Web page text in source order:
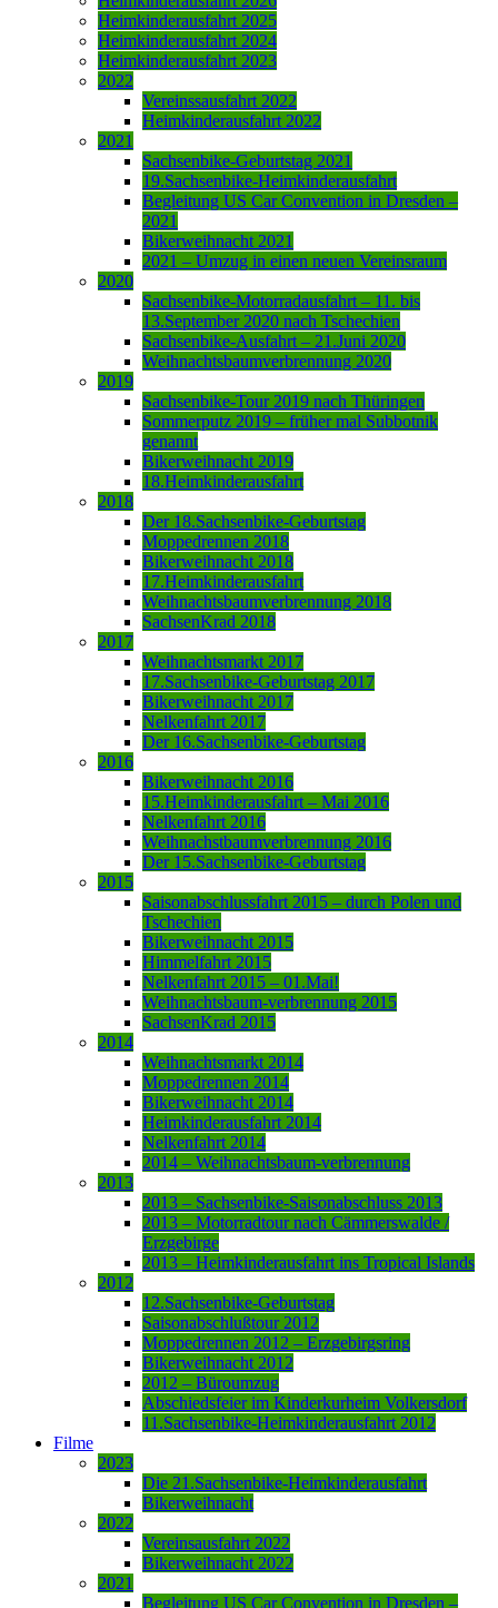
Heimkinderausfahrt 2025
Heimkinderausfahrt 2024
Heimkinderausfahrt 2023
2022
Vereinssausfahrt 2022
Heimkinderausfahrt 2022
2021
Sachsenbike-Geburtstag 2021
19.Sachsenbike-Heimkinderausfahrt
Begleitung US Car Convention in Dresden –
2021
Bikerweihnacht 2021
2021 – Umzug in einen neuen Vereinsraum
2020
Sachsenbike-Motorradausfahrt – 11. bis
13.September 2020 nach Tschechien
Sachsenbike-Ausfahrt – 21.Juni 2020
Weihnachtsbaumverbrennung 2020
2019
Sachsenbike-Tour 2019 nach Thüringen
Sommerputz 2019 – früher mal Subbotnik
genannt
Bikerweihnacht 2019
18.Heimkinderausfahrt
2018
Der 18.Sachsenbike-Geburtstag
Moppedrennen 2018
Bikerweihnacht 2018
17.Heimkinderausfahrt
Weihnachtsbaumverbrennung 2018
SachsenKrad 2018
2017
Weihnachtsmarkt 2017
17.Sachsenbike-Geburtstag 2017
Bikerweihnacht 2017
Nelkenfahrt 2017
Der 16.Sachsenbike-Geburtstag
2016
Bikerweihnacht 2016
15.Heimkinderausfahrt – Mai 2016
Nelkenfahrt 2016
Weihnachstbaumverbrennung 2016
Der 15.Sachsenbike-Geburtstag
2015
Saisonabschlussfahrt 2015 – durch Polen und
Tschechien
Bikerweihnacht 2015
Himmelfahrt 2015
Nelkenfahrt 2015 – 01.Mai!
Weihnachtsbaum-verbrennung 2015
SachsenKrad 2015
2014
Weihnachtsmarkt 2014
Moppedrennen 2014
Bikerweihnacht 2014
Heimkinderausfahrt 2014
Nelkenfahrt 2014
2014 – Weihnachtsbaum-verbrennung
2013
2013 – Sachsenbike-Saisonabschluss 2013
2013 – Motorradtour nach Cämmerswalde /
Erzgebirge
2013 – Heimkinderausfahrt ins Tropical Islands
2012
12.Sachsenbike-Geburtstag
Saisonabschlußtour 2012
Moppedrennen 2012 – Erzgebirgsring
Bikerweihnacht 2012
2012 – Büroumzug
Abschiedsfeier im Kinderkurheim Volkersdorf
11.Sachsenbike-Heimkinderausfahrt 2012
Filme
2023
Die 21.Sachsenbike-Heimkinderausfahrt
Bikerweihnacht
2022
Vereinsausfahrt 2022
Bikerweihnacht 2022
2021
Begleitung US Car Convention in Dresden –